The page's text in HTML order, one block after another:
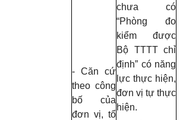
- Căn cứ
theo công
bố của
đơn vị, tổ
chưa có
“Phòng đo
kiểm được
Bộ TTTT chỉ
định” có năng
lực thực hiện,
đơn vị tự thực
hiện.